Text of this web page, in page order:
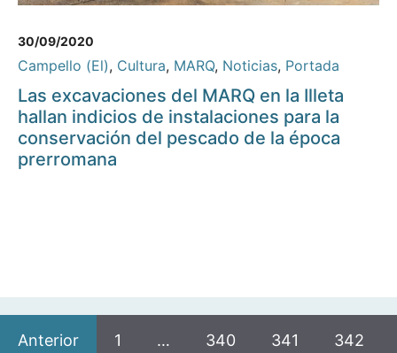
30/09/2020
Campello (El), Cultura, MARQ, Noticias, Portada
Las excavaciones del MARQ en la Illeta
hallan indicios de instalaciones para la
conservación del pescado de la época
prerromana
Anterior 1 … 340 341 342